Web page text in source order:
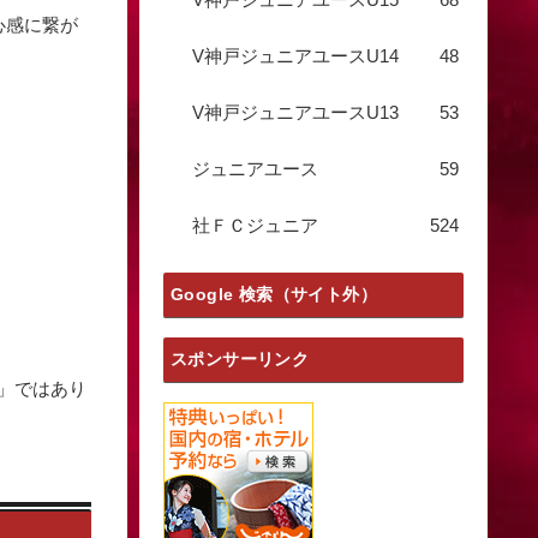
感に繋が
ではあり
V神戸ジュニアユースU14 48
V神戸ジュニアユースU13 53
ジュニアユース 59
社ＦＣジュニア 524
Google 検索（サイト外）
スポンサーリンク